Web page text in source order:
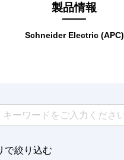
Schneider Electric (APC)
製品情報
で絞り込む